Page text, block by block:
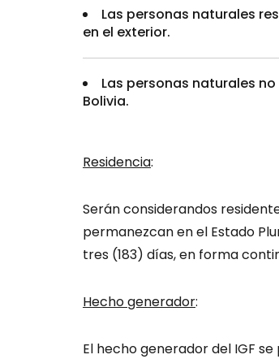
Las personas naturales
en el exterior.
Las personas naturales
Bolivia.
Residencia:
Serán considerandos
permanezcan en el Estado
tres (183) días, en forma
Hecho generador:
El hecho generador del IGF